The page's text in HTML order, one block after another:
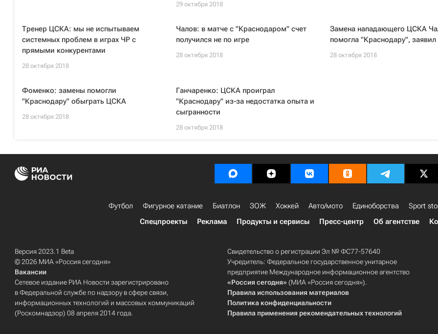
29 октября 2018
Тренер ЦСКА: мы не испытываем
системных проблем в играх ЧР с
прямыми конкурентами
28 октября 2018
Чалов: в матче с "Краснодаром" счет
получился не по игре
28 октября 2018
Замена нападающего ЦСКА
помогла "Краснодару", заявил
28 октября 2018
Фоменко: замены помогли
"Краснодару" обыграть ЦСКА
28 октября 2018
Ганчаренко: ЦСКА проиграл
"Краснодару" из-за недостатка опыта и
сыгранности
28 октября 2018
Футбол Фигурное катание Биатлон ЗОЖ Хоккей Авто/мото Единоборства Sport
Спецпроекты
Реклама Продукты и сервисы Пресс-центр Об агентстве
Версия 2023.1 Beta
© 2026 МИА «Россия сегодня»
Вакансии
Сетевое издание РИА Новости зарегистрировано
в Федеральной службе по надзору в сфере связи,
информационных технологий и массовых коммуникаций
(Роскомнадзор) 08 апреля 2014 года.
Свидетельство о регистрации Эл № ФС77-57640
Учредитель: Федеральное государственное унитарное
предприятие Международное информационное агентство
«Россия сегодня» (МИА «Россия сегодня»).
Правила использования материалов
Политика конфиденциальности
Правила применения рекомендательных технологий